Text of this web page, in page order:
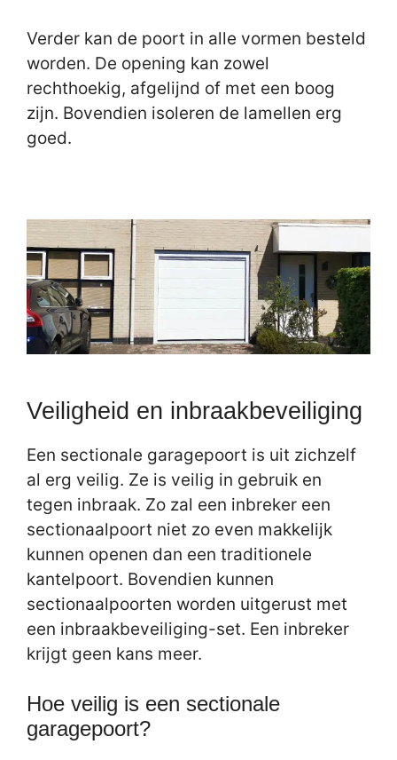
Verder kan de poort in alle vormen besteld
worden. De opening kan zowel
rechthoekig, afgelijnd of met een boog
zijn. Bovendien isoleren de lamellen erg
goed.
Veiligheid en inbraakbeveiliging
Een sectionale garagepoort is uit zichzelf
al erg veilig. Ze is veilig in gebruik en
tegen inbraak. Zo zal een inbreker een
sectionaalpoort niet zo even makkelijk
kunnen openen dan een traditionele
kantelpoort. Bovendien kunnen
sectionaalpoorten worden uitgerust met
een inbraakbeveiliging-set. Een inbreker
krijgt geen kans meer.
Hoe veilig is een sectionale
garagepoort?